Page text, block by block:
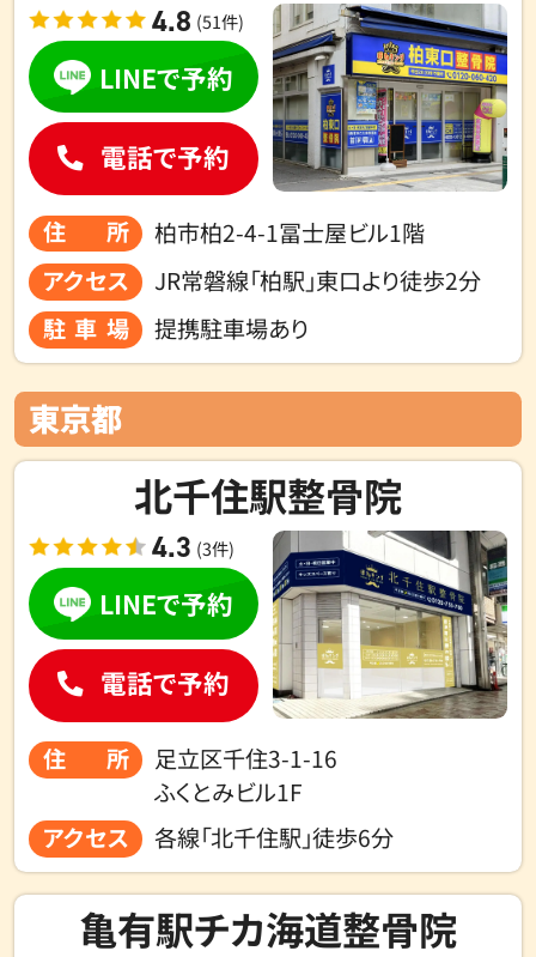
4.8 (51件)
住所
柏市柏2-4-1冨士屋ビル1階
アクセス
JR常磐線「柏駅」東口より徒歩2分
駐車場
提携駐車場あり
LINEで予約
電話で予約
東京都
北千住駅整骨院
4.3 (3件)
住所
足立区千住3-1-16
ふくとみビル1F
アクセス
各線「北千住駅」徒歩6分
LINEで予約
電話で予約
亀有駅チカ海道整骨院